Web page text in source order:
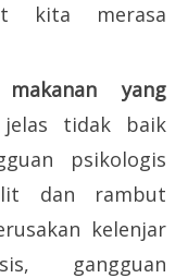
kita merasa
yang
tidak baik
psikologis
dan rambut
kelenjar
gangguan